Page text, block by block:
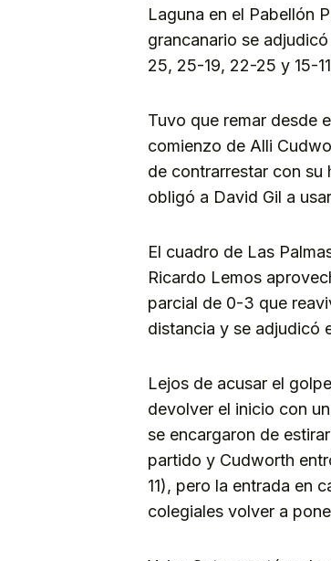
Laguna en el Pabellón
grancanario se
25, 25-19, 22-25 y 15-
Tuvo que remar desde
comienzo de Alli
de contrarrestar con su
obligó a David Gil a
El cuadro de Las
Ricardo Lemos
parcial de 0-3 que
distancia y se adjudicó
Lejos de acusar el
devolver el inicio con
se encargaron de
partido y Cudworth
11), pero la entrada en
colegiales volver a